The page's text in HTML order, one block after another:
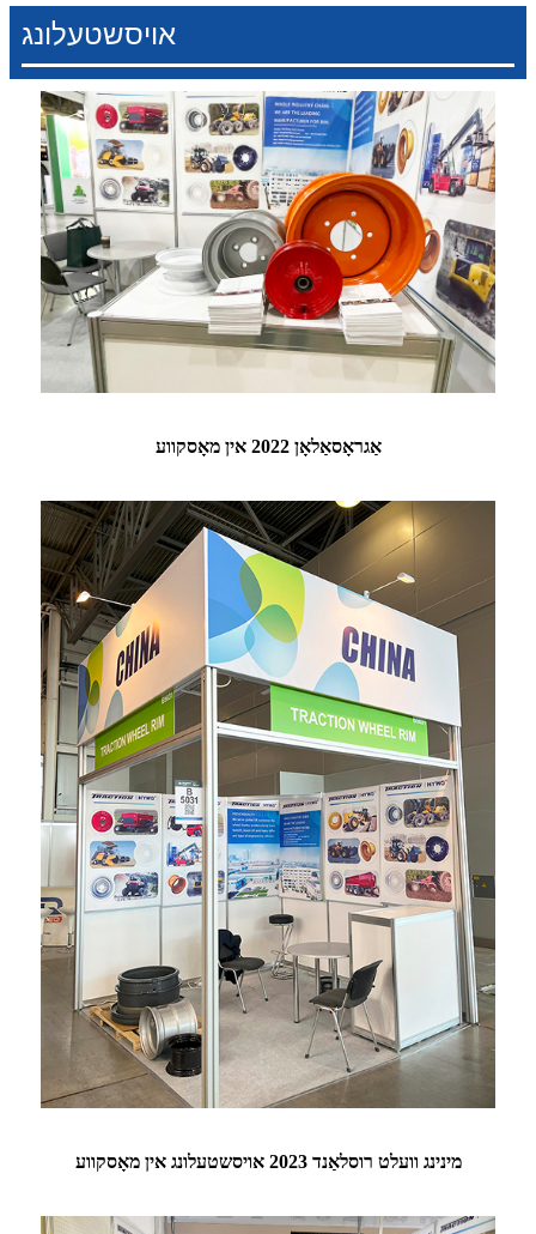
אויסשטעלונג
אַגראָסאַלאָן 2022 אין מאָסקווע
מינינג וועלט רוסלאַנד 2023 אויסשטעלונג אין מאָסקווע